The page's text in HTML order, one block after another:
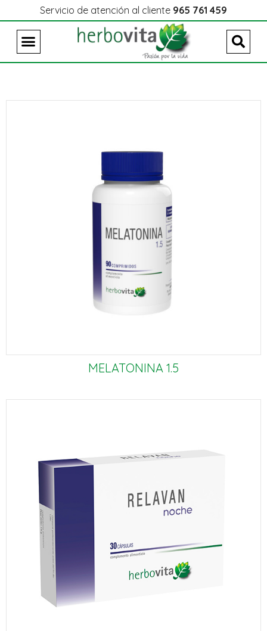
Servicio de atención al cliente 965 761 459
MELATONINA 1.5